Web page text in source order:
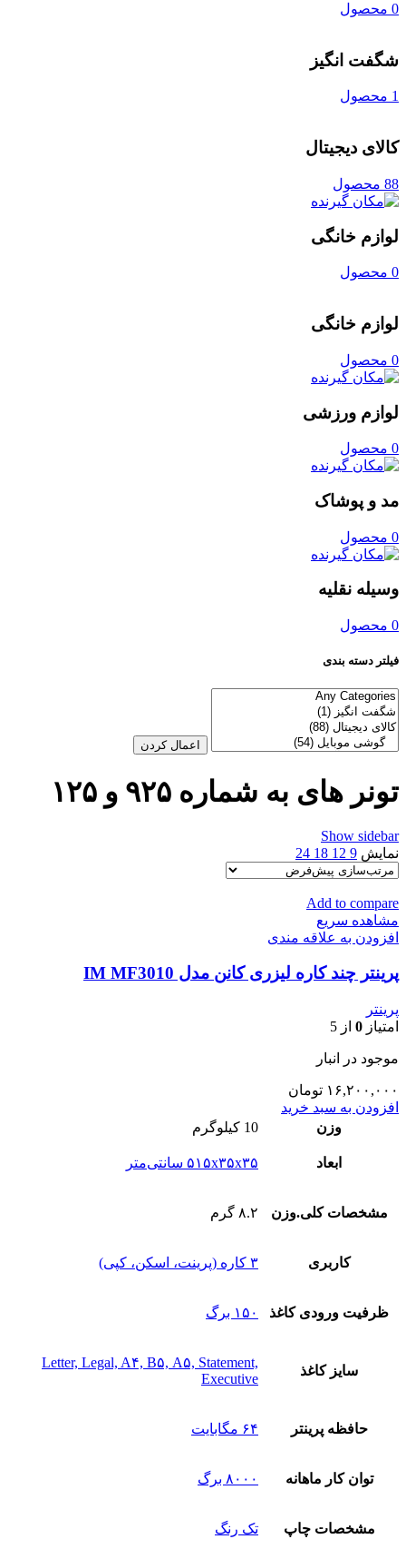
0 محصول
شگفت انگیز
1 محصول
کالای دیجیتال
88 محصول
لوازم خانگی
0 محصول
لوازم خانگی
0 محصول
لوازم ورزشی
0 محصول
مد و پوشاک
0 محصول
وسیله نقلیه
0 محصول
فیلتر دسته بندی
اعمال کردن
تونر های به شماره ۹۲۵ و ۱۲۵
Show sidebar
نمایش 9
12
18
24
Add to compare
مشاهده سریع
افزودن به علاقه مندی
پرینتر چند کاره لیزری کانن مدل IM MF3010
پرینتر
امتیاز 0 از 5
موجود در انبار
۱۶,۲۰۰,۰۰۰ تومان
افزودن به سبد خرید
وزن
10 کیلوگرم
ابعاد ۵۱۵x۳۵x۳۵ سانتی‌متر
مشخصات کلی.وزن ۸.۲ گرم
کاربری ۳ کاره (پرینت، اسکن، کپی)
ظرفیت ورودی کاغذ ۱۵۰ برگ
سایز کاغذ
Letter, Legal, A۴, B۵, A۵, Statement,
Executive
حافظه پرینتر ۶۴ مگابایت
توان کار ماهانه ۸۰۰۰ برگ
مشخصات چاپ تک رنگ